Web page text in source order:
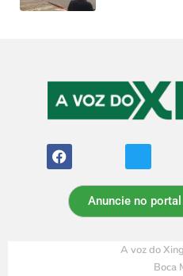
Anuncie no
A voz do
Boca